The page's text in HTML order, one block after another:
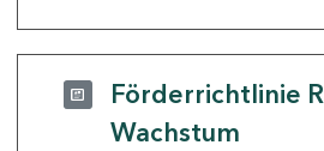
Förderrichtlinie
Wachstum